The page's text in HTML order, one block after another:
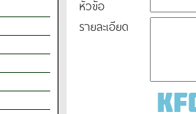
หัวข้อ
รายละเอียด